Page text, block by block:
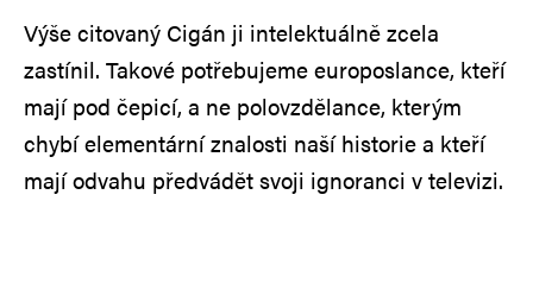
Výše citovaný Cigán ji intelektuálně zcela
zastínil. Takové potřebujeme europoslance, kteří
mají pod čepicí, a ne polovzdělance, kterým
chybí elementární znalosti naší historie a kteří
mají odvahu předvádět svoji ignoranci v televizi.